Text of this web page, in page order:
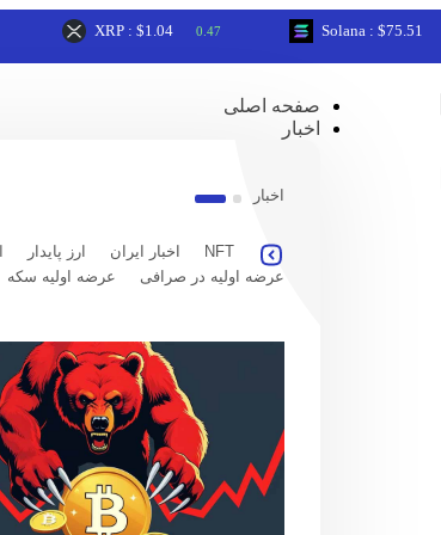
XRP : $1.04 0.47 Solana : $75.51 2.26
صفحه اصلی
اخبار
اخبار
NFT اخبار ایران ارز پایدار
عرضه اولیه در صرافی
عرضه اولیه سکه